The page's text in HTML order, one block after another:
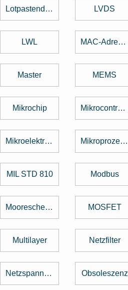
Lotpastendruck LVDS
LWL MAC-Adresse
Master MEMS
Mikrochip Mikrocontroller
Mikroelektronik Mikroprozessor
MIL STD 810 Modbus
Mooresche Gesetz MOSFET
Multilayer Netzfilter
Netzspannung Obsoleszenz